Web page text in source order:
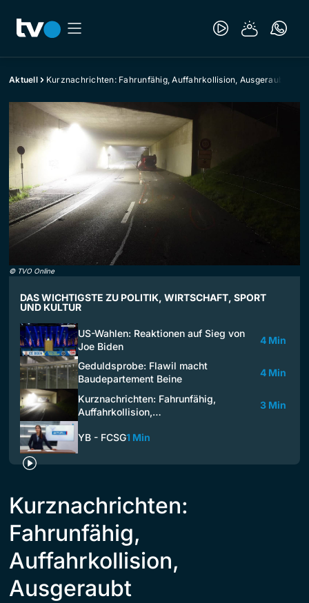
Aktuell Kurznachrichten: Fahrunfähig, Auffahrkollision, Ausgeraubt
© TVO Online
DAS WICHTIGSTE ZU POLITIK, WIRTSCHAFT, SPORT
UND KULTUR
US-Wahlen: Reaktionen auf Sieg von
Joe Biden
4 Min
Geduldsprobe: Flawil macht
Baudepartement Beine
4 Min
Kurznachrichten: Fahrunfähig,
Auffahrkollision,…
3 Min
YB - FCSG1 Min
Kurznachrichten:
Fahrunfähig,
Auffahrkollision,
Ausgeraubt